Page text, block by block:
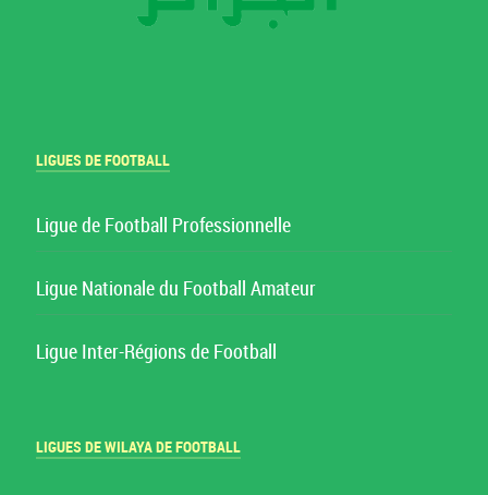
LIGUES DE FOOTBALL
Ligue de Football Professionnelle
Ligue Nationale du Football Amateur
Ligue Inter-Régions de Football
LIGUES DE WILAYA DE FOOTBALL